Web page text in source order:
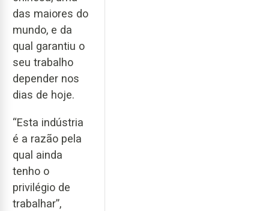
das maiores do
mundo, e da
qual garantiu o
seu trabalho
depender nos
dias de hoje.
“Esta indústria
é a razão pela
qual ainda
tenho o
privilégio de
trabalhar”,